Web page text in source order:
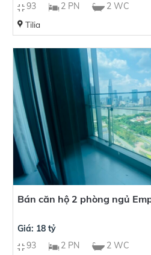
93
2 PN 2 WC
Tilia
Bán căn hộ 2 phòng ngủ
Giá: 18 tỷ
93
2 PN 2 WC